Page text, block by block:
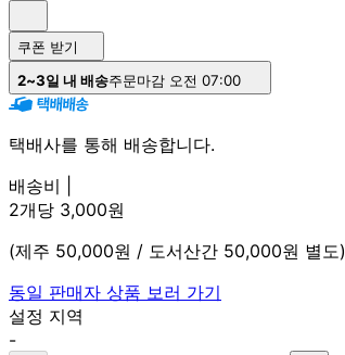
쿠폰 받기
2~3일 내 배송주문마감 오전 07:00
택배사를 통해 배송합니다.
배송비 |
2개당 3,000원
(제주 50,000원 / 도서산간 50,000원 별도)
동일 판매자 상품 보러 가기
설정 지역
-